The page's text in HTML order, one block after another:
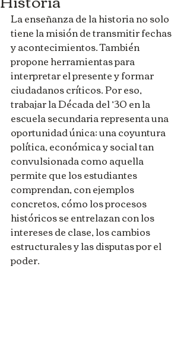
La enseñanza de la historia no solo
tiene la misión de transmitir fechas
y acontecimientos. También
propone herramientas para
interpretar el presente y formar
ciudadanos críticos. Por eso,
trabajar la Década del ’30 en la
escuela secundaria representa una
oportunidad única: una coyuntura
política, económica y social tan
convulsionada como aquella
permite que los estudiantes
comprendan, con ejemplos
concretos, cómo los procesos
históricos se entrelazan con los
intereses de clase, los cambios
estructurales y las disputas por el
poder.